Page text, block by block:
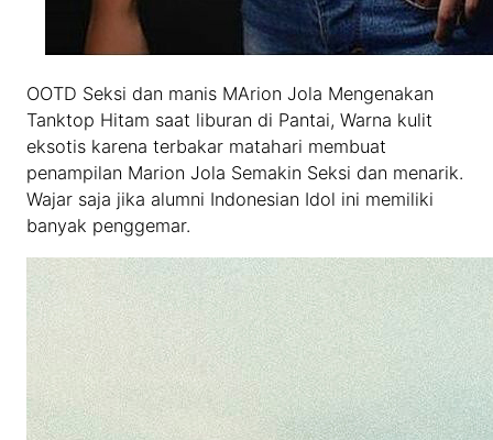
OOTD Seksi dan manis MArion Jola Mengenakan
Tanktop Hitam saat liburan di Pantai, Warna kulit
eksotis karena terbakar matahari membuat
penampilan Marion Jola Semakin Seksi dan menarik.
Wajar saja jika alumni Indonesian Idol ini memiliki
banyak penggemar.